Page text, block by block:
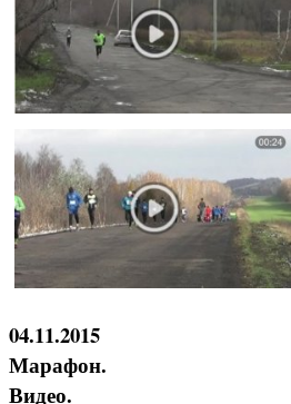
04.11.2015
Марафон.
Видео.